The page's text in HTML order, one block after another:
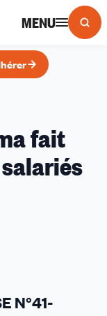
MENU
fait
N°41-